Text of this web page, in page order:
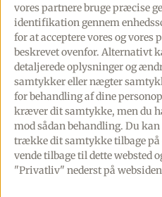
vores partnere bruge præcise
identifikation gennem
for at acceptere vores og vores
beskrevet ovenfor. Alternativt
detaljerede oplysninger og
samtykker eller nægter
for behandling af dine
kræver dit samtykke, men du
mod sådan behandling. Du
trække dit samtykke tilbage
vende tilbage til dette websted
"Privatliv" nederst på